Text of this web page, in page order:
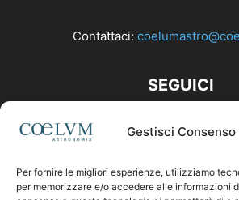
Gestisci Consenso
Per fornire le migliori esperienze, utilizziamo
per memorizzare e/o accedere alle informazioni
Contattaci:
SEGUICI